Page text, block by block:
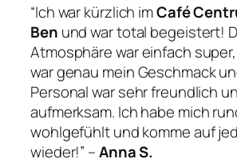
“Ich war kürzlich imCafé
Ben und war total begeistert!
Atmosphäre war einfach
war genau mein Geschmack
Personal war sehr freundlich
aufmerksam. Ich habe mich
wohlgefühlt und komme auf
wieder!” –Anna S.